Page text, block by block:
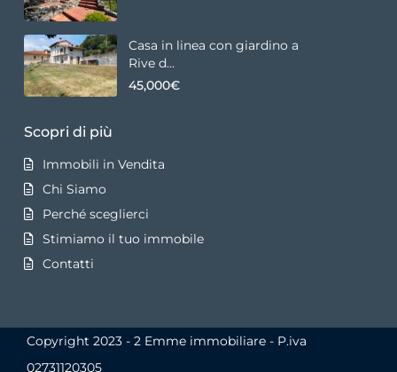
Casa in linea con giardino a
Rive d...
45,000€
Scopri di più
Immobili in Vendita
Chi Siamo
Perché sceglierci
Stimiamo il tuo immobile
Contatti
Copyright 2023 - 2 Emme immobiliare - P.iva
02731120305